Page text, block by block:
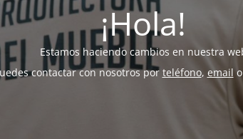
¡Hola!
Estamos haciendo cambios en nuestra
contactar con nosotros por teléfono, emailo